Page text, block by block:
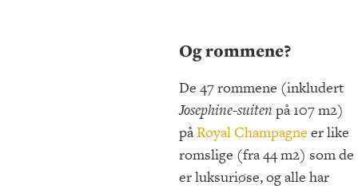
Og rommene?
De 47 rommene (inkludert
Josephine-suiten på 107 m2)
påRoyal Champagne er like
romslige (fra 44 m2) som de
er luksuriøse, og alle har